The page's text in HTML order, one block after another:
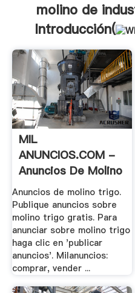
molino de
Introducción(
MIL
ANUNCIOS.COM -
Anuncios De Molino
Trigo .
Anuncios de molino trigo.
Publique anuncios sobre
molino trigo gratis. Para
anunciar sobre molino trigo
haga clic en 'publicar
anuncios'. Milanuncios:
comprar, vender ...